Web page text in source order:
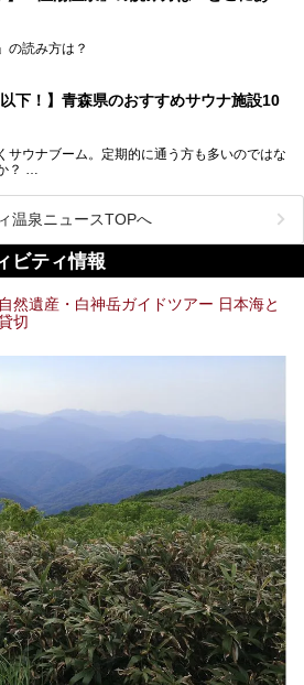
を徹底解説します！
味わうひとときは格別ですね！
県でおすすめのスーパー銭湯を紹介します。
の読み方は？
以下！】青森県のおすすめサウナ施設10
サウナブーム。定期的に通う方も多いのではな
？
抜群！1,000円以下でサウナを楽しめる施設を
の施設でサウナを楽しみませんか？
にある1,000円以下のおすすめサウナ施設を紹
温泉ニュースTOPへ
ビティ情報
然遺産・白神岳ガイドツアー 日本海と
切